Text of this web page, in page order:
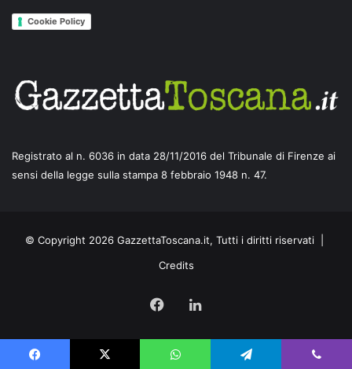
Cookie Policy
Registrato al n. 6036 in data 28/11/2016 del Tribunale di Firenze ai
sensi della legge sulla stampa 8 febbraio 1948 n. 47.
© Copyright 2026 GazzettaToscana.it, Tutti i diritti riservati |
Credits
FacebookLinkedIn